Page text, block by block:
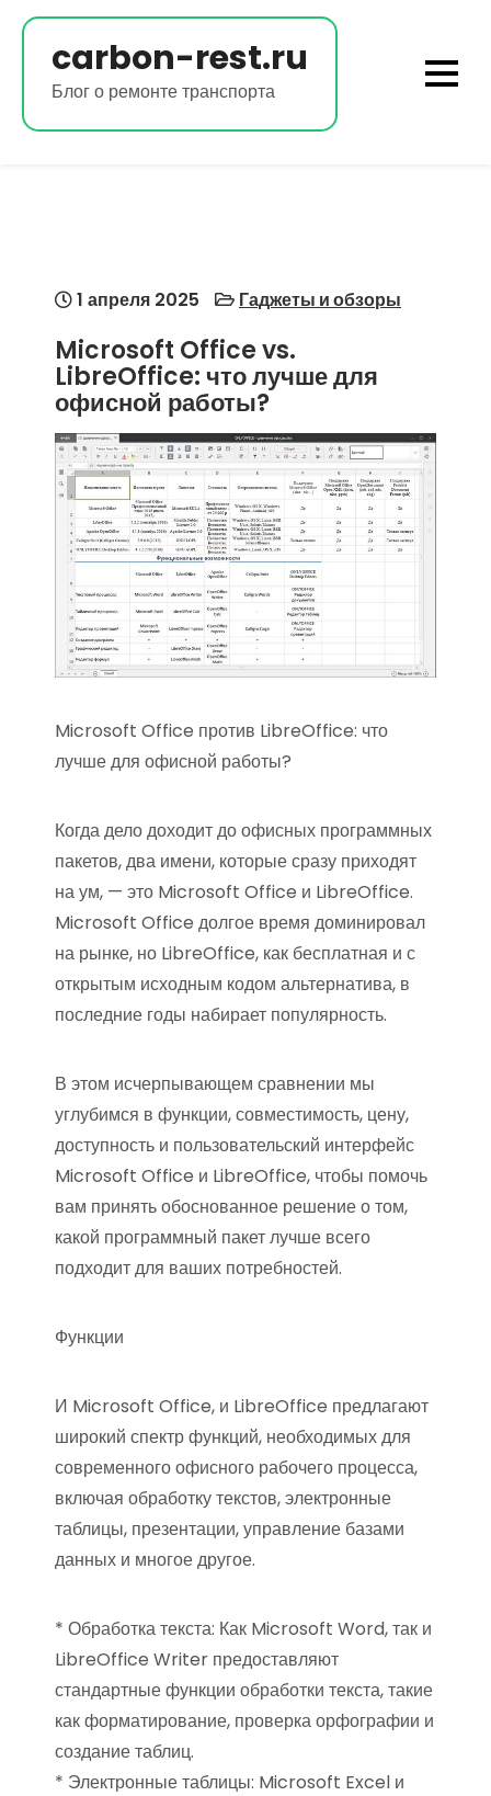
Перейти
содержимому
carbon-rest.ru
Блог о ремонте транспорта
1 апреля 2025 Гаджеты и обзоры
Microsoft Office vs.
LibreOffice: что лучше для
офисной работы?
Microsoft Office против LibreOffice: что
лучше для офисной работы?
Когда дело доходит до офисных программных
пакетов, два имени, которые сразу приходят
на ум, — это Microsoft Office и LibreOffice.
Microsoft Office долгое время доминировал
на рынке, но LibreOffice, как бесплатная и с
открытым исходным кодом альтернатива, в
последние годы набирает популярность.
В этом исчерпывающем сравнении мы
углубимся в функции, совместимость, цену,
доступность и пользовательский интерфейс
Microsoft Office и LibreOffice, чтобы помочь
вам принять обоснованное решение о том,
какой программный пакет лучше всего
подходит для ваших потребностей.
Функции
И Microsoft Office, и LibreOffice предлагают
широкий спектр функций, необходимых для
современного офисного рабочего процесса,
включая обработку текстов, электронные
таблицы, презентации, управление базами
данных и многое другое.
* Обработка текста: Как Microsoft Word, так и
LibreOffice Writer предоставляют
стандартные функции обработки текста, такие
как форматирование, проверка орфографии и
создание таблиц.
* Электронные таблицы: Microsoft Excel и